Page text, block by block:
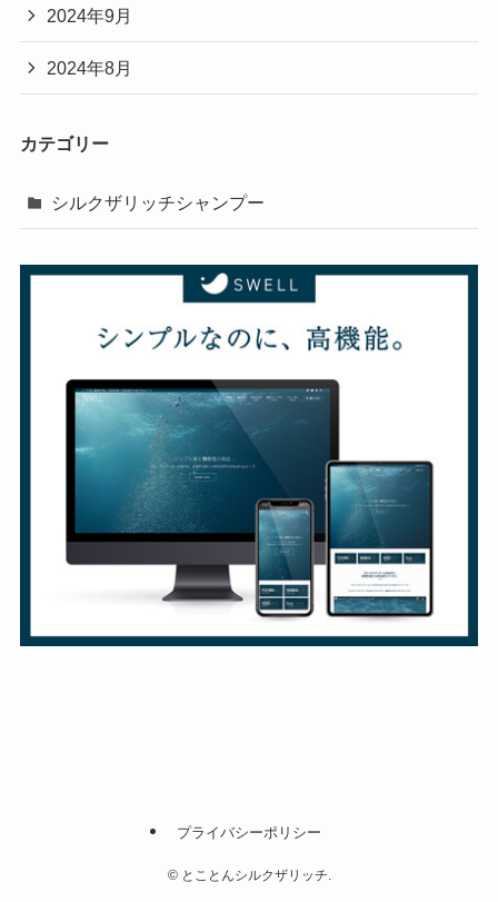
2024年9月
2024年8月
カテゴリー
シルクザリッチシャンプー
プライバシーポリシー
©とことんシルクザリッチ.